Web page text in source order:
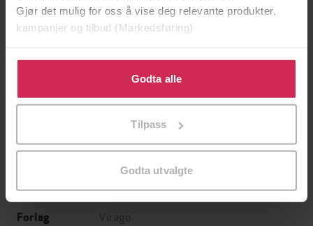
Gjør det mulig for oss å vise deg relevante produkter,
kampanjer og tilbud (Markedsføring)
Klikk på «Godta alle» for å gi oss ditt samtykke til å
bruke cookies for alle disse formålene. Du kan også
tilpasse ditt samtykke til spesifikke formål ved å klikke
Godta alle
Tilpass
Godta utvalgte
199,-
Minnesota
349,-
Undertittel
Thriving in postmenopause - our vital
Forfattere Stella Duffy(forfatter)
Forlag Virago